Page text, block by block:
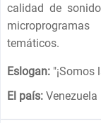
calidad de
temáticos.
Eslogan: "¡Somos
El país: Venezuela